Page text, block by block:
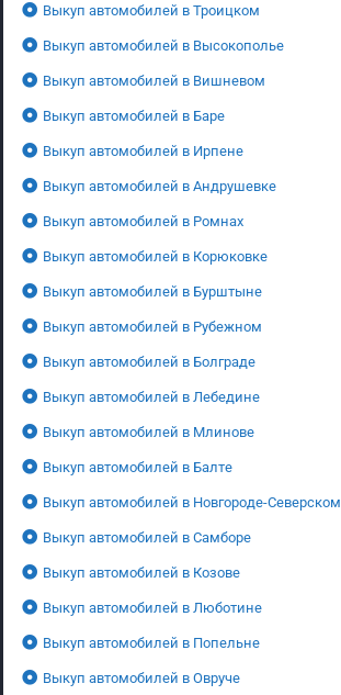
Выкуп автомобилей в Троицком
Выкуп автомобилей в Высокополье
Выкуп автомобилей в Вишневом
Выкуп автомобилей в Баре
Выкуп автомобилей в Ирпене
Выкуп автомобилей в Андрушевке
Выкуп автомобилей в Ромнах
Выкуп автомобилей в Корюковке
Выкуп автомобилей в Бурштыне
Выкуп автомобилей в Рубежном
Выкуп автомобилей в Болграде
Выкуп автомобилей в Лебедине
Выкуп автомобилей в Млинове
Выкуп автомобилей в Балте
Выкуп автомобилей в Новгороде-Северском
Выкуп автомобилей в Самборе
Выкуп автомобилей в Козове
Выкуп автомобилей в Люботине
Выкуп автомобилей в Попельне
Выкуп автомобилей в Овруче